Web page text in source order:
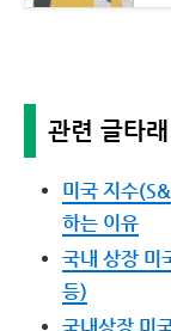
관련 글타래
미국 지수
하는 이유
국내 상장 미
등)